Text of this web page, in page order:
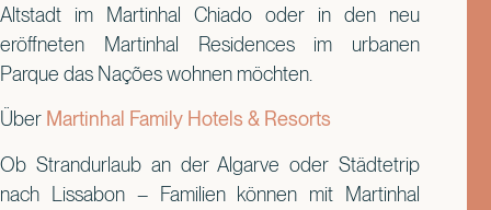
Altstadt im Martinhal Chiado oder in den neu
eröffneten Martinhal Residences im urbanen
Parque das Nações wohnen möchten.
Über Martinhal Family Hotels & Resorts
Ob Strandurlaub an der Algarve oder Städtetrip
nach Lissabon – Familien können mit Martinhal